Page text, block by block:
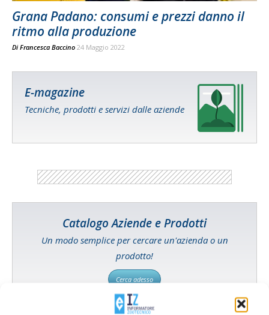
Grana Padano: consumi e prezzi danno il
ritmo alla produzione
Di Francesca Baccino 24 Maggio 2022
E-magazine
Tecniche, prodotti e servizi dalle aziende
Catalogo Aziende e Prodotti
Un modo semplice per cercare un'azienda o un
prodotto!
Cerca adesso